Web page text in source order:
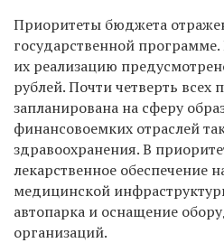
Приоритеты бюджета
государственной
их реализацию
рублей. Почти четверть
запланирована на сферу
финансовоемких отраслей
здравоохранения. В
лекарственное обеспечение
медицинской
автопарка и оснащение
организаций.